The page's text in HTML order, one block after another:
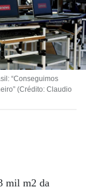
“Conseguimos
(Crédito: Claudio
mil m2 da